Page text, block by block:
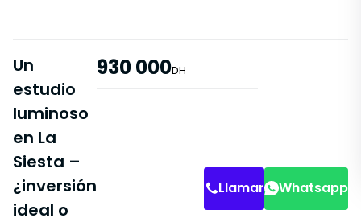
Un
estudio
luminoso
en La
Siesta –
¿inversión
ideal o
930 000DH
Llamar Whatsapp